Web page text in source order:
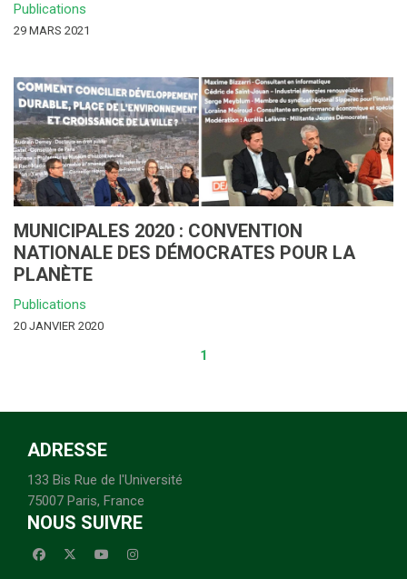
Publications
29 MARS 2021
MUNICIPALES 2020 : CONVENTION
NATIONALE DES DÉMOCRATES POUR LA
PLANÈTE
Publications
20 JANVIER 2020
1
ADRESSE
133 Bis Rue de l'Université
75007 Paris, France
NOUS SUIVRE
facebookx-twitteryoutubeinstagram